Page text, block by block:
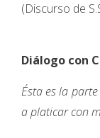
(Discurso de
Diálogo con
Ésta es la
a platicar con